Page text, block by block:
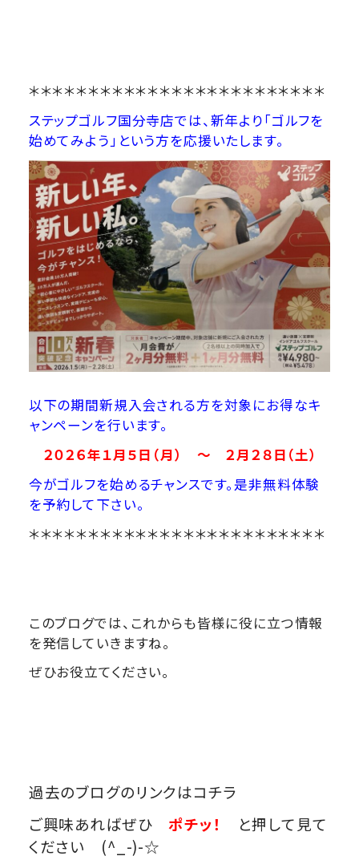
＊＊＊＊＊＊＊＊＊＊＊＊＊＊＊＊＊＊＊＊＊＊＊＊＊
ステップゴルフ国分寺店では、新年より「ゴルフを
始めてみよう」という方を応援いたします。
以下の期間新規入会される方を対象にお得なキ
ャンペーンを行います。
２０２６年１月５日（月） ～ ２月２８日（土）
今がゴルフを始めるチャンスです。是非無料体験
を予約して下さい。
＊＊＊＊＊＊＊＊＊＊＊＊＊＊＊＊＊＊＊＊＊＊＊＊＊
このブログでは、これからも皆様に役に立つ情報
を発信していきますね。
ぜひお役立てください。
過去のブログのリンクはコチラ
ご興味あればぜひポチッ！
と押して見て
ください (^_-)-☆